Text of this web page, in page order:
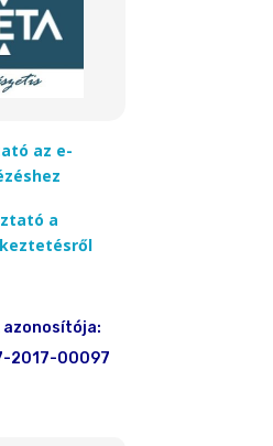
az e-
a
azonosítója:
2017-00097